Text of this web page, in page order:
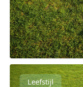
Leefstijl